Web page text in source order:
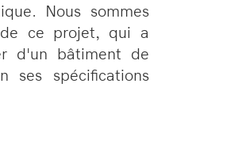
Nous sommes
ce projet, qui a
d'un bâtiment de
ses spécifications